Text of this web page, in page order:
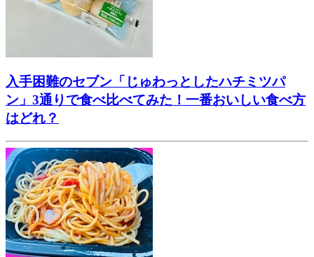
入手困難のセブン「じゅわっとしたハチミツパ
ン」3通りで食べ比べてみた！一番おいしい食べ方
はどれ？